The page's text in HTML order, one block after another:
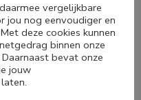
vergelijkbare
jou nog eenvoudiger en
deze cookies kunnen
binnen onze
bevat onze
jouw